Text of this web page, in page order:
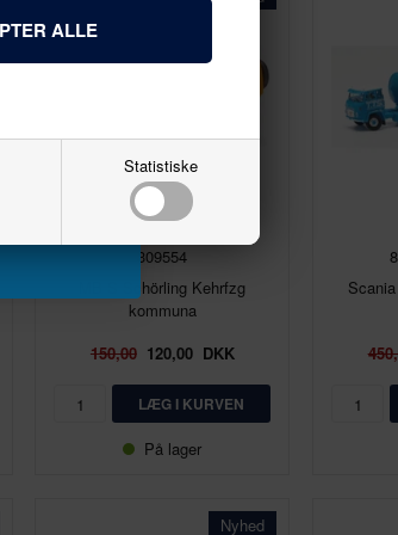
Statistiske
1:87 - H0
Herpa
309554
MB S Schörling Kehrfzg
kommuna
150,00 120,00DKK
På lager
Nyhed